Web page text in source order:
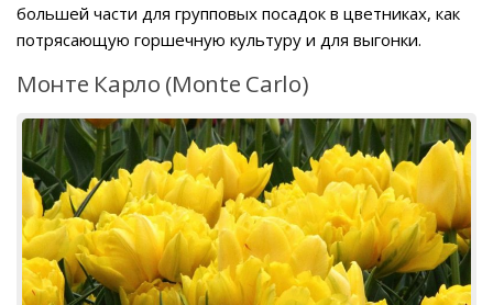
большей части для групповых посадок в цветниках, как
потрясающую горшечную культуру и для выгонки.
Монте Карло (Monte Carlo)